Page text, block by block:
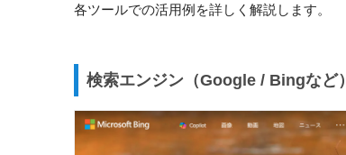
各ツールでの活用例を詳しく解説します。
検索エンジン（Google / Bingなど）